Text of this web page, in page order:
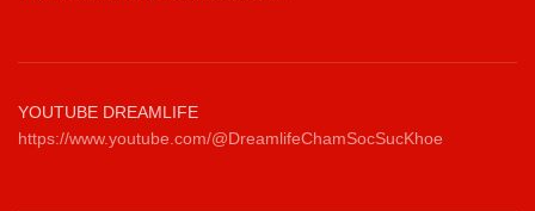
YOUTUBE DREAMLIFE
https://www.youtube.com/@DreamlifeChamSocSucKhoe